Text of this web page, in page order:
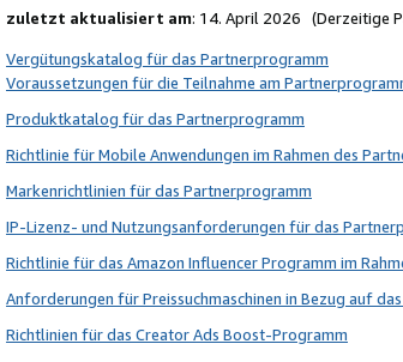
zuletzt aktualisiert am: 14. April 2026 (Derzeitige
Vergütungskatalog für das Partnerprogramm
Voraussetzungen für die Teilnahme am
Produktkatalog für das Partnerprogramm
Richtlinie für Mobile Anwendungen im Rahmen des
Markenrichtlinien für das Partnerprogramm
IP-Lizenz- und Nutzungsanforderungen für das
Richtlinie für das Amazon Influencer Programm im
Anforderungen für Preissuchmaschinen in Bezug auf
Richtlinien für das Creator Ads Boost-Programm